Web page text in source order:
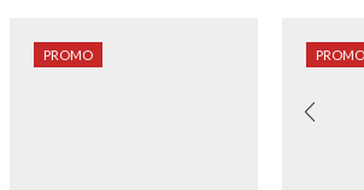
PROMO PROMO